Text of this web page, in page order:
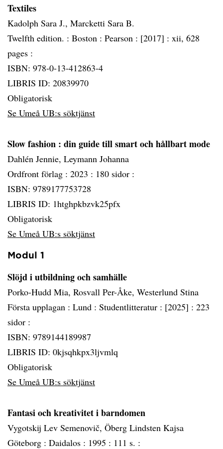
Textiles
Kadolph Sara J., Marcketti Sara B.
Twelfth edition. : Boston : Pearson : [2017] : xii, 628
pages :
ISBN: 978-0-13-412863-4
LIBRIS ID: 20839970
Obligatorisk
Se Umeå UB:s söktjänst
Slow fashion : din guide till smart och hållbart mode
Dahlén Jennie, Leymann Johanna
Ordfront förlag : 2023 : 180 sidor :
ISBN: 9789177753728
LIBRIS ID: 1htghpkbzvk25pfx
Obligatorisk
Se Umeå UB:s söktjänst
Modul 1
Slöjd i utbildning och samhälle
Porko-Hudd Mia, Rosvall Per-Åke, Westerlund Stina
Första upplagan : Lund : Studentlitteratur : [2025] : 223
sidor :
ISBN: 9789144189987
LIBRIS ID: 0kjsqhkpx3ljvmlq
Obligatorisk
Se Umeå UB:s söktjänst
Fantasi och kreativitet i barndomen
Vygotskij Lev Semenovič, Öberg Lindsten Kajsa
Göteborg : Daidalos : 1995 : 111 s. :